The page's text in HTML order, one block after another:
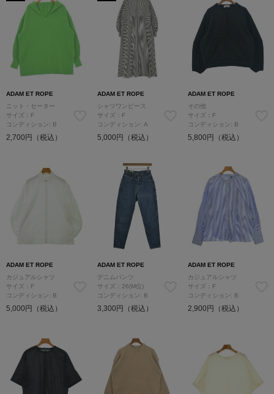
ADAM ET ROPE
ニット・セーター
サイズ：F
コンディション: B
2,700円（税込）
ADAM ET ROPE
シャツワンピース
サイズ：F
コンディション: A
5,000円（税込）
ADAM ET ROPE
その他
サイズ：F
コンディション: B
5,800円（税込）
ADAM ET ROPE
カジュアルシャツ
サイズ：F
コンディション: B
5,000円（税込）
ADAM ET ROPE
デニムパンツ
サイズ：26(M位)
コンディション: B
3,300円（税込）
ADAM ET ROPE
カジュアルシャツ
サイズ：F
コンディション: B
2,900円（税込）